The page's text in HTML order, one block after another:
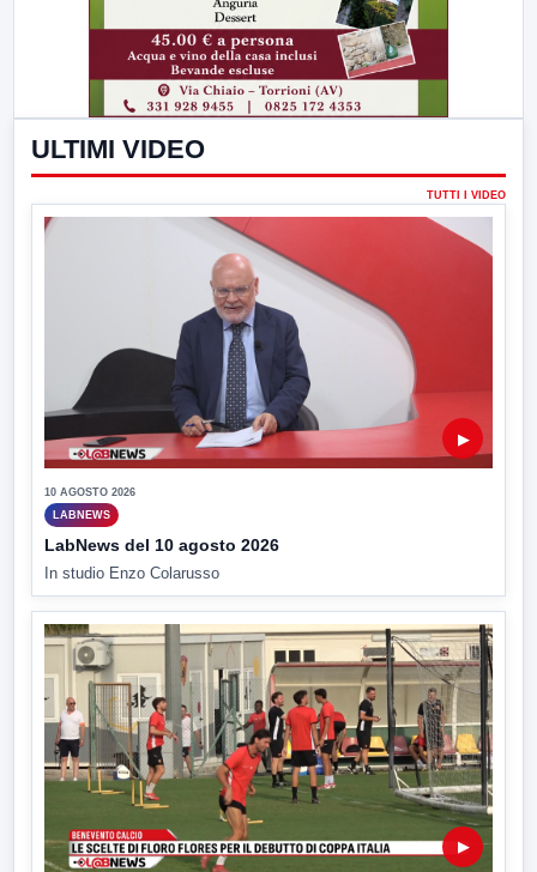
ULTIMI VIDEO
TUTTI I VIDEO
▶
10 AGOSTO 2026
LABNEWS
LabNews del 10 agosto 2026
In studio Enzo Colarusso
▶